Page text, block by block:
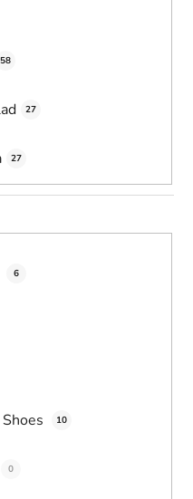
58
27
27
6
10
0